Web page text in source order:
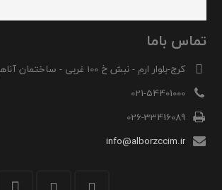
تماس باما
کرج-بلوار ارم - نبش خ 100 غربی - ساختمان آناهیتا
021-54401000
026-33416089
info@alborzccim.ir